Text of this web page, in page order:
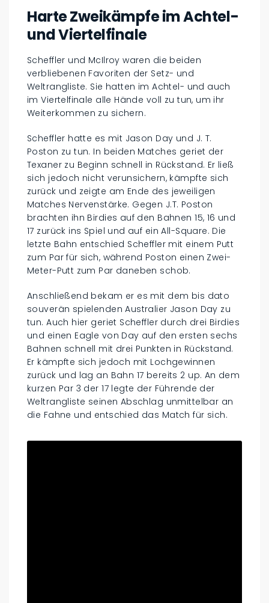
Harte Zweikämpfe im Achtel-
und Viertelfinale
Scheffler und McIlroy waren die beiden
verbliebenen Favoriten der Setz- und
Weltrangliste. Sie hatten im Achtel- und auch
im Viertelfinale alle Hände voll zu tun, um ihr
Weiterkommen zu sichern.
Scheffler hatte es mit Jason Day und J. T.
Poston zu tun. In beiden Matches geriet der
Texaner zu Beginn schnell in Rückstand. Er ließ
sich jedoch nicht verunsichern, kämpfte sich
zurück und zeigte am Ende des jeweiligen
Matches Nervenstärke. Gegen J.T. Poston
brachten ihn Birdies auf den Bahnen 15, 16 und
17 zurück ins Spiel und auf ein All-Square. Die
letzte Bahn entschied Scheffler mit einem Putt
zum Par für sich, während Poston einen Zwei-
Meter-Putt zum Par daneben schob.
Anschließend bekam er es mit dem bis dato
souverän spielenden Australier Jason Day zu
tun. Auch hier geriet Scheffler durch drei Birdies
und einen Eagle von Day auf den ersten sechs
Bahnen schnell mit drei Punkten in Rückstand.
Er kämpfte sich jedoch mit Lochgewinnen
zurück und lag an Bahn 17 bereits 2 up. An dem
kurzen Par 3 der 17 legte der Führende der
Weltrangliste seinen Abschlag unmittelbar an
die Fahne und entschied das Match für sich.